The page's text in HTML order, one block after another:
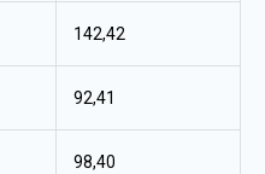
142,42
92,41
98,40